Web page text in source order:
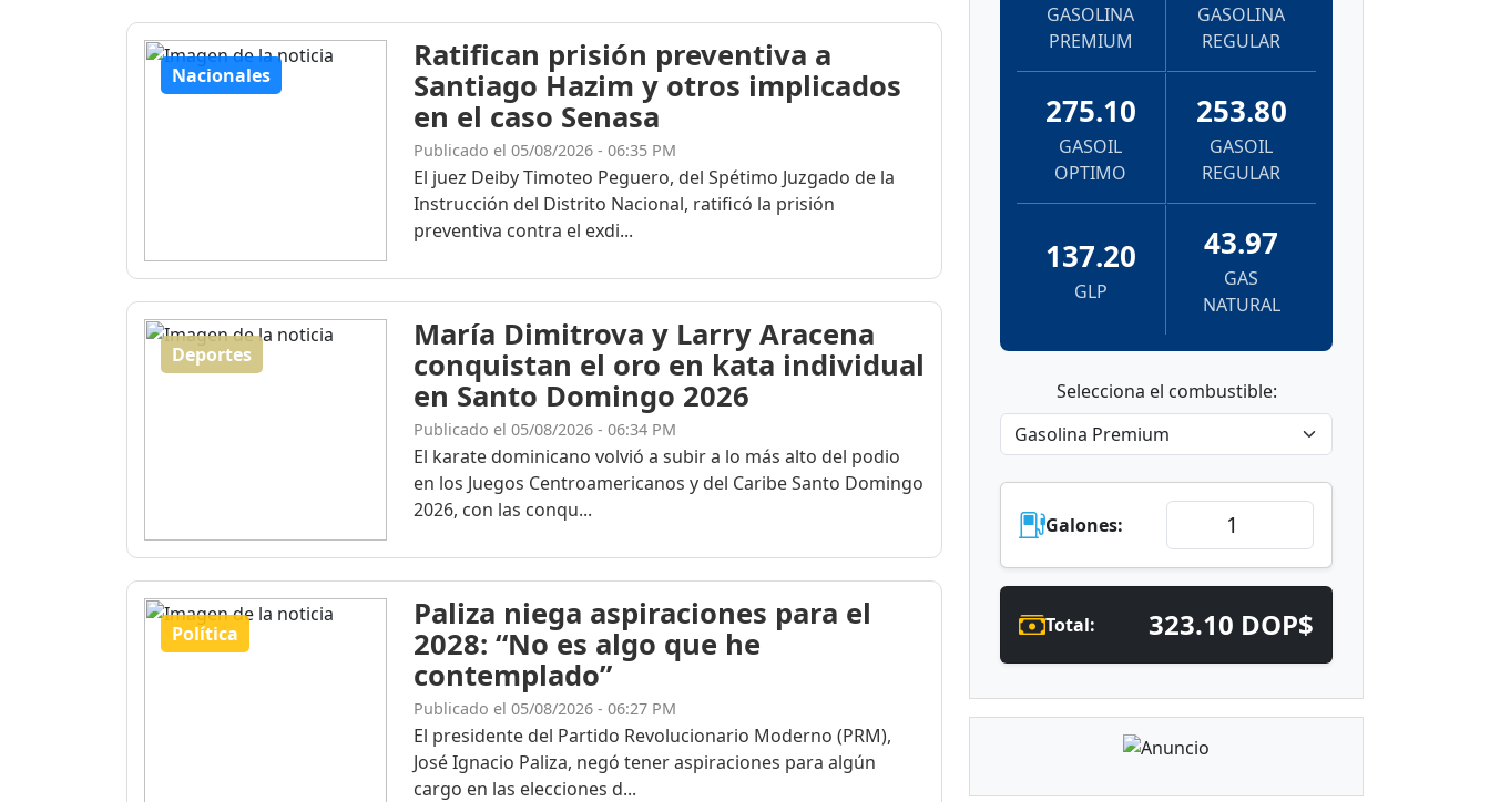
Nacionales
Ratifican prisión preventiva a
Santiago Hazim y otros implicados
en el caso Senasa
Publicado el 05/08/2026 - 06:35 PM
El juez Deiby Timoteo Peguero, del Spétimo Juzgado de la
Instrucción del Distrito Nacional, ratificó la prisión
preventiva contra el exdi...
Deportes
María Dimitrova y Larry Aracena
conquistan el oro en kata individual
en Santo Domingo 2026
Publicado el 05/08/2026 - 06:34 PM
El karate dominicano volvió a subir a lo más alto del podio
en los Juegos Centroamericanos y del Caribe Santo Domingo
2026, con las conqu...
Política
Paliza niega aspiraciones para el
2028: “No es algo que he
contemplado”
Publicado el 05/08/2026 - 06:27 PM
El presidente del Partido Revolucionario Moderno (PRM),
José Ignacio Paliza, negó tener aspiraciones para algún
cargo en las elecciones d...
GASOLINA
PREMIUM
GASOLINA
REGULAR
275.10
GASOIL
OPTIMO
253.80
GASOIL
REGULAR
137.20
GLP
43.97
GAS
NATURAL
Selecciona el combustible:
Galones:
Total: 323.10 DOP$